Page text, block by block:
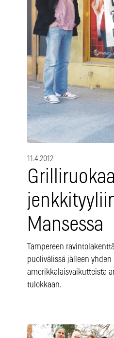
11.4.2012
Grilliruokaa
Mansessa
Tampereen
puolivälissä jälleen yhden
amerikkalaisvaikutteista
tulokkaan.